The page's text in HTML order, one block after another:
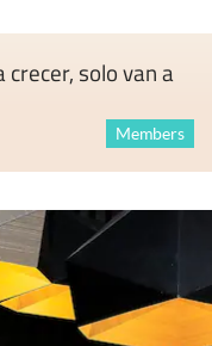
crecer, solo van a
Members